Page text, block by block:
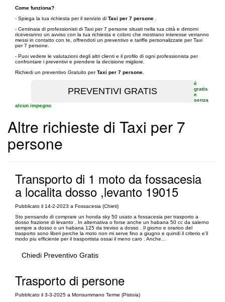
Come funziona?
- Spiega la tua richiesta per il servizio di Taxi per 7 persone
- Centinaia di professionisti di Taxi per 7 persone situati nella tua città e dintorni
riceveranno un avviso con la tua richiesta e coloro che mostrano interesse verranno
messi in contatto con te, offrendoti un preventivo e tariffe personalizzate per Taxi
per 7 persone.
- Puoi vedere le valutazioni degli altri clienti e il profilo di ogni professionista per
confrontare i preventivi e prendere la decisione migliore.
Richiedi un preventivo Gratuito perTaxi per 7 persone
è
gratis
e
senza
alcun impegno
Altre richieste di Taxi per 7
persone
Transporto di 1 moto da fossacesia
a localita dosso ,levanto 19015
Pubblicato il 14-2-2023 a Fossacesia (Chieti)
Sto pensando di comprare un honda sky 50 usato a fossacesia per trasporto a
dosso frazione di levanto . In alternativa o forse anche un habana 50 cc da salerno
sempre a dosso o un habana 125 da treviso a dosso . Il giorno e orarioo del
trasporto sono liberi perche la moto non mi serve fino a giugno e quindi il criterio e'il
modo piu efficiente per il trasportista ossai il meno caro . Anche...
Chiedi Preventivo Gratis
Trasporto di persone
Pubblicato il 3-3-2025 a Monsummano Terme (Pistoia)